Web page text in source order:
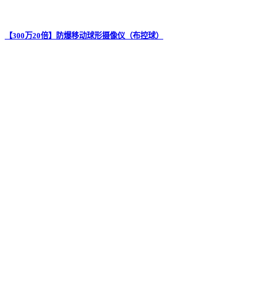
【300万20倍】防爆移动球形摄像仪（布控球）